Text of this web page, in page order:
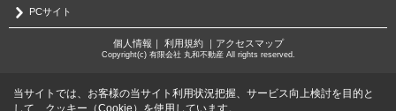
PCサイト
個人情報 ｜ 利用規約｜ アクセスマップ
Copyright(c) 有限会社 丸和不動産 All rights reserved.
当サイトでは、お客様の当サイト利用状況把握、サービス向上検討を目的と
して、クッキー（Cookie）を使用しています。